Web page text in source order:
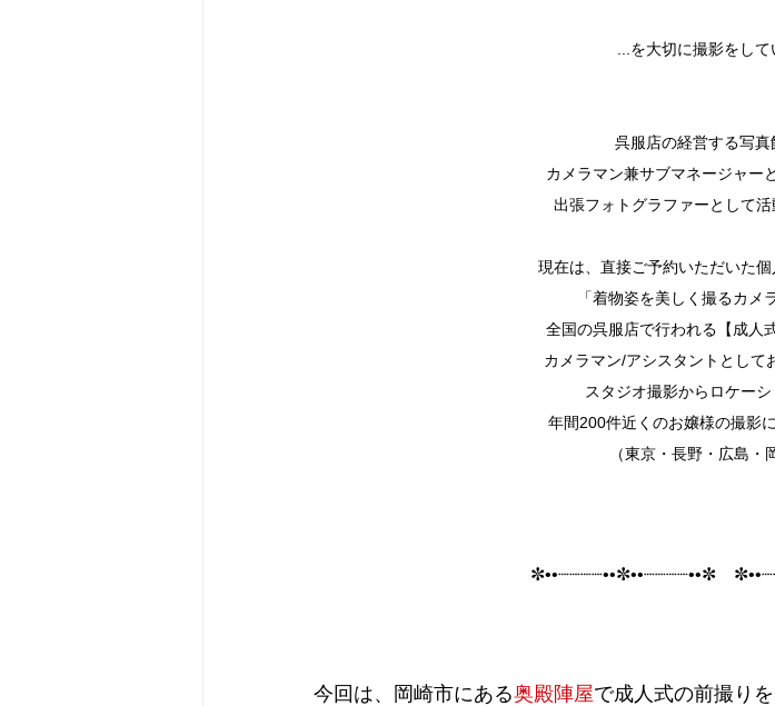
...を大切に撮影をして
呉服店の経営する写真
カメラマン兼サブマネージャー
出張フォトグラファーとして
現在は、直接ご予約いただいた個
「着物姿を美しく撮るカメ
全国の呉服店で行われる【成人
カメラマン/アシスタントとして
スタジオ撮影からロケー
年間200件近くのお嬢様の撮影
（東京・長野・広島・
✼••┈┈┈┈••✼••┈┈┈┈••✼　
今回は、岡崎市にある奥殿陣屋で成人式の前撮り